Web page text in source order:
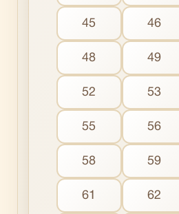
45 46
48 49
52 53
55 56
58 59
61 62